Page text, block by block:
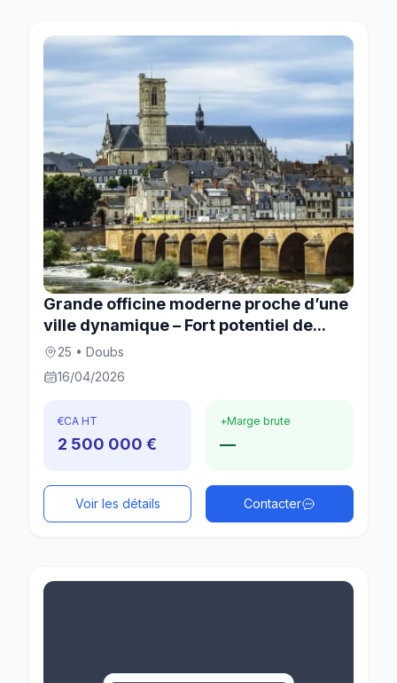
Grande officine moderne proche d’une
ville dynamique – Fort potentiel de...
25 • Doubs
16/04/2026
€CA HT
2 500 000 €
+Marge brute
—
Voir les détails Contacter